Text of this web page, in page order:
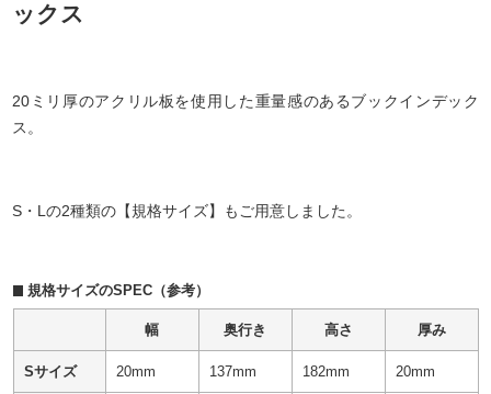
ックス
20ミリ厚のアクリル板を使用した重量感のあるブックインデック
ス。
S・Lの2種類の【規格サイズ】もご用意しました。
規格サイズのSPEC（参考）
幅 奥行き 高さ 厚み
Sサイズ 20mm 137mm 182mm 20mm